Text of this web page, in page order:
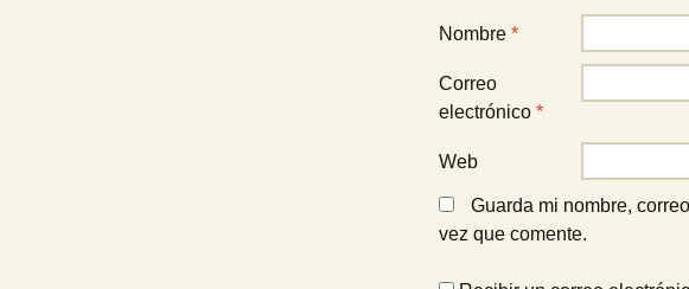
Nombre *
Correo
electrónico *
Web
Guarda mi nombre,
vez que comente.